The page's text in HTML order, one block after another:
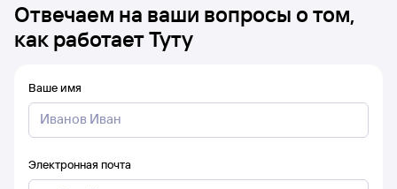
Отвечаем на ваши вопросы о том,
как работает Туту
Ваше имя
Электронная почта